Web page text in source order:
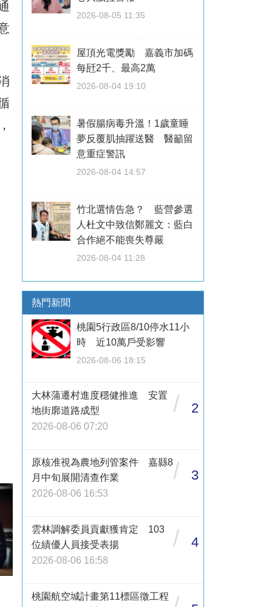
2026-08-05 11:35
屋頂光電獎勵 嘉義市加碼
每瓩2千、最高2萬
2026-08-04 19:10
暑假腸病毒升溫！1歲童睡
夢反覆肌抽躍送醫 醫籲留
意重症警訊
2026-08-04 14:57
竹北選情告急？ 藍營參選
人杜文中致信鄭麗文：藍白
合作絕不能喪失尊嚴
2026-08-04 11:28
熱門新聞
桃園5行政區8/10停水11小
時 近10萬戶受影響
2026-08-06 18:15
大林蒲遷村進度穩健推進 安置
地街廓道路成型
2026-08-06 07:20
/ 2
原核准視為農地列管案件 嘉縣8
月中旬展開清查作業
2026-08-06 16:53
/ 3
雲林調解委員貢獻獲肯定 103
位績優人員接受表揚
2026-08-06 16:58
/ 4
桃園航空城計畫第11標區徵工程